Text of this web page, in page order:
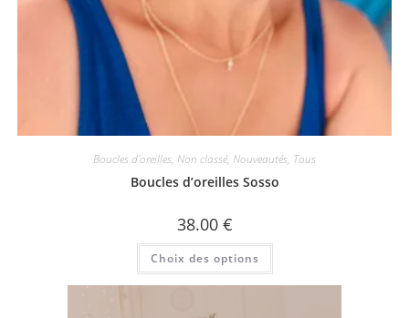
Boucles d'oreilles, Non classé, Nouveautés, Tous
Boucles d’oreilles Sosso
38.00 €
Choix des options
Ce
a
plusieurs